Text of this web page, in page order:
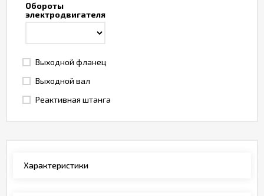
Обороты
электродвигателя
Выходной фланец
Выходной вал
Реактивная штанга
Характеристики